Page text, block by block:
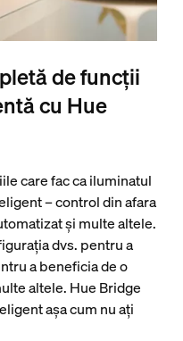
de funcții
cu Hue
care fac ca iluminatul
– control din afara
și multe altele.
dvs. pentru a
a beneficia de o
altele. Hue Bridge
așa cum nu ați